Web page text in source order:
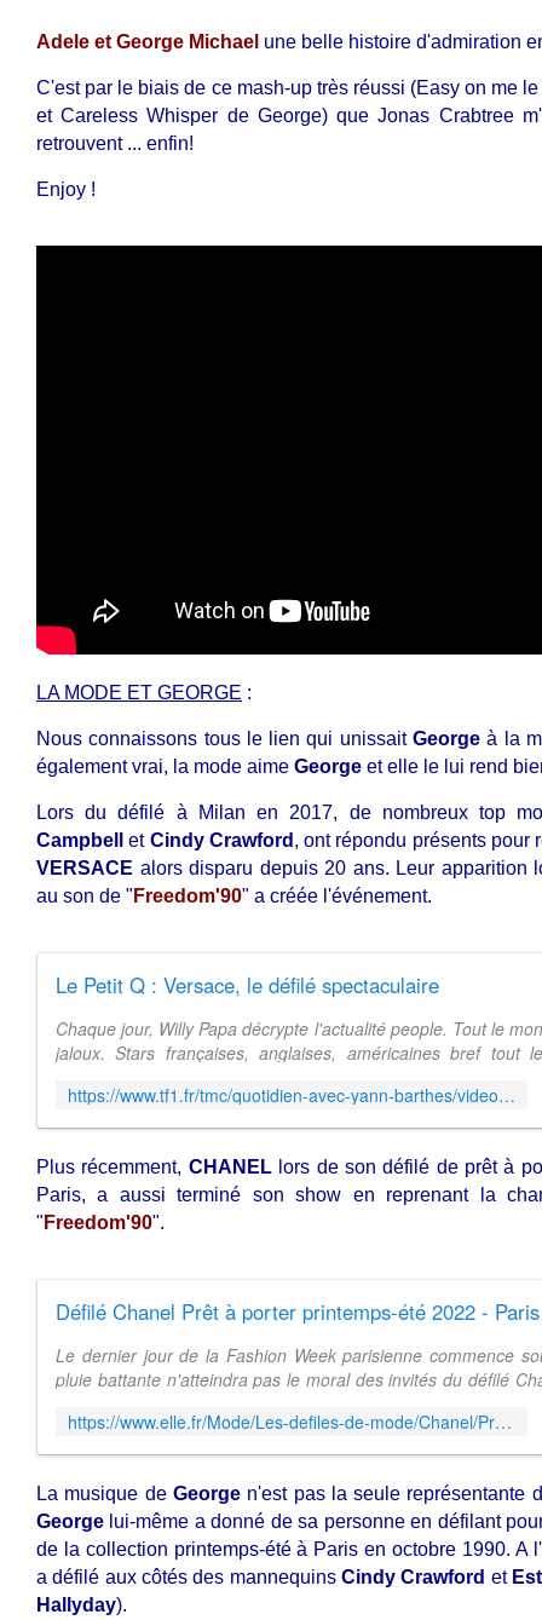
Adele et George Michael une belle histoire d'admiration
C'est par le biais de ce mash-up très réussi (Easy on me
et Careless Whisper de George) que Jonas Crabtree
retrouvent ... enfin!
Enjoy !
LA MODE ET GEORGE :
Nous connaissons tous le lien qui unissait George à la
également vrai, la mode aime George et elle le lui rend
Lors du défilé à Milan en 2017, de nombreux top
Campbell
et Cindy Crawford , ont répondu présents pour
VERSACE alors disparu depuis 20 ans. Leur apparition
au son de " Freedom'90" a créée l'événement.
Le Petit Q : Versace, le défilé spectaculaire
Chaque jour, Willy Papa décrypte l'actualité people. Tout le
jaloux. Stars françaises, anglaises, américaines bref
https://www.tf1.fr/tmc/quotidien-avec-yann-barthes/videos/petit-q-versace-defile-spectaculaire.html
Plus récemment, CHANELlors de son défilé de prêt à
Paris, a aussi terminé son show en reprenant la
" Freedom'90".
Défilé Chanel Prêt à porter printemps-été 2022 -
Le dernier jour de la Fashion Week parisienne commence
pluie battante n'atteindra pas le moral des invités du défilé
https://www.elle.fr/Mode/Les-defiles-de-mode/Chanel/Pret-a-porter/printemps-ete-2022/Paris
La musique de Georgen'est pas la seule représentante
George lui-même a donné de sa personne en défilant
de la collection printemps-été à Paris en octobre 1990. A
a défilé aux côtés des mannequins Cindy Crawford et
Hallyday).